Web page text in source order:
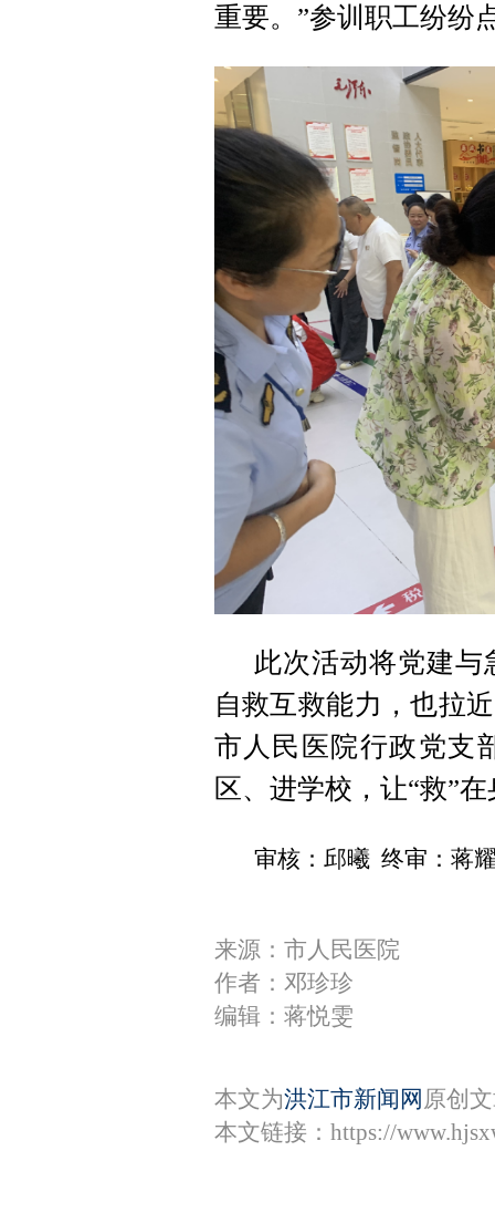
重要。”参训职工纷纷
此次活动将党建
自救互救能力，也拉
市人民医院行政党支
区、进学校，让“救”
审核：邱曦 终审：蒋
来源：市人民医院
作者：邓珍珍
编辑：蒋悦雯
本文为洪江市新闻网 原创
本文链接： https://